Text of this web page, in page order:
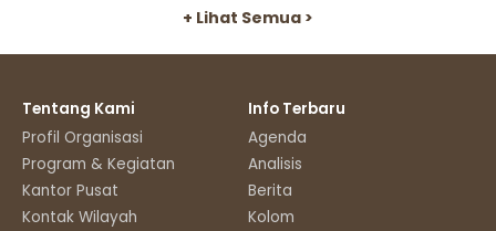
+ Lihat Semua >
Tentang Kami
Profil Organisasi
Program & Kegiatan
Kantor Pusat
Kontak Wilayah
Info Terbaru
Agenda
Analisis
Berita
Kolom